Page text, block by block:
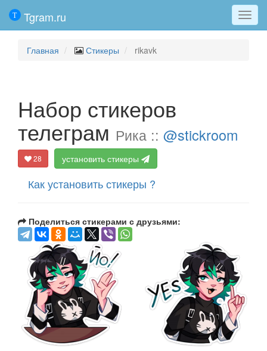
Меню
Tgram.ru
Главная Стикеры rikavk
Набор стикеров
телеграм Рика :: @stickroom
28 установить стикеры
Как установить стикеры ?
Поделиться стикерами с друзьями: